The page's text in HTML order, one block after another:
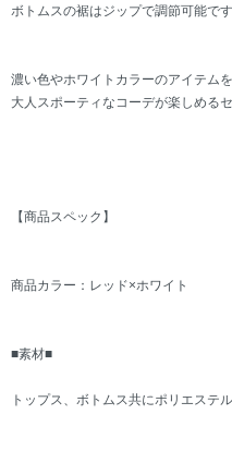
ボトムスの裾はジップで調節可能です
濃い色やホワイトカラーのアイテムを
大人スポーティなコーデが楽しめる
【商品スペック】
商品カラー：レッド×ホワイト
■素材■
トップス、ボトムス共にポリエステ